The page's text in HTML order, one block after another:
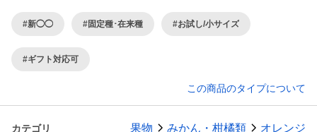
#新◯◯ #固定種･在来種 #お試し/小サイズ
#ギフト対応可
この商品のタイプについて
カテゴリ 果物 みかん・柑橘類 オレンジ